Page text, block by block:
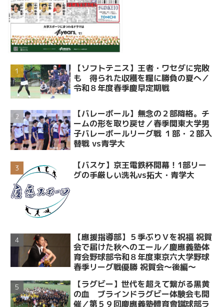
【ソフトテニス】王者・ワセダに完敗
も 得られた収穫を糧に勝負の夏へ／
令和８年度春季慶早定期戦
【バレーボール】無念の２部降格。チ
ームの形を取り戻せ／春季関東大学男
子バレーボールリーグ戦 １部・２部入
替戦 vs青学大
【バスケ】京王電鉄杯開幕！1部リー
グの手厳しい洗礼vs拓大・青学大
【應援指導部】５季ぶりＶを祝福 祝賀
会で届けた秋へのエール／慶應義塾体
育会野球部令和８年度東京六大学野球
春季リーグ戦優勝 祝賀会～後編～
【ラグビー】世代を超えて繋がる黒黄
の血 ブラインドラグビー体験会も開
催／第５９回慶應義塾體育會蹴球部ラ